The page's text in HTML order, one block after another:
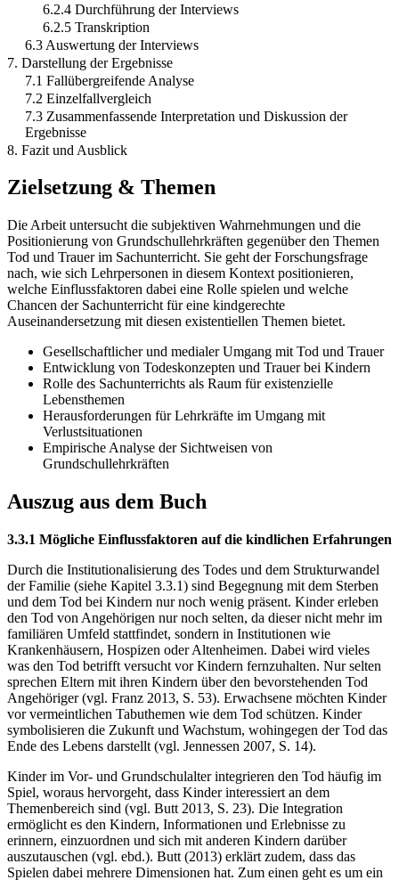
6.2.4 Durchführung der Interviews
6.2.5 Transkription
6.3 Auswertung der Interviews
7. Darstellung der Ergebnisse
7.1 Fallübergreifende Analyse
7.2 Einzelfallvergleich
7.3 Zusammenfassende Interpretation und Diskussion der
Ergebnisse
8. Fazit und Ausblick
Zielsetzung & Themen
Die Arbeit untersucht die subjektiven Wahrnehmungen und die
Positionierung von Grundschullehrkräften gegenüber den Themen
Tod und Trauer im Sachunterricht. Sie geht der Forschungsfrage
nach, wie sich Lehrpersonen in diesem Kontext positionieren,
welche Einflussfaktoren dabei eine Rolle spielen und welche
Chancen der Sachunterricht für eine kindgerechte
Auseinandersetzung mit diesen existentiellen Themen bietet.
Gesellschaftlicher und medialer Umgang mit Tod und Trauer
Entwicklung von Todeskonzepten und Trauer bei Kindern
Rolle des Sachunterrichts als Raum für existenzielle
Lebensthemen
Herausforderungen für Lehrkräfte im Umgang mit
Verlustsituationen
Empirische Analyse der Sichtweisen von
Grundschullehrkräften
Auszug aus dem Buch
3.3.1 Mögliche Einflussfaktoren auf die kindlichen Erfahrungen
Durch die Institutionalisierung des Todes und dem Strukturwandel
der Familie (siehe Kapitel 3.3.1) sind Begegnung mit dem Sterben
und dem Tod bei Kindern nur noch wenig präsent. Kinder erleben
den Tod von Angehörigen nur noch selten, da dieser nicht mehr im
familiären Umfeld stattfindet, sondern in Institutionen wie
Krankenhäusern, Hospizen oder Altenheimen. Dabei wird vieles
was den Tod betrifft versucht vor Kindern fernzuhalten. Nur selten
sprechen Eltern mit ihren Kindern über den bevorstehenden Tod
Angehöriger (vgl. Franz 2013, S. 53). Erwachsene möchten Kinder
vor vermeintlichen Tabuthemen wie dem Tod schützen. Kinder
symbolisieren die Zukunft und Wachstum, wohingegen der Tod das
Ende des Lebens darstellt (vgl. Jennessen 2007, S. 14).
Kinder im Vor- und Grundschulalter integrieren den Tod häufig im
Spiel, woraus hervorgeht, dass Kinder interessiert an dem
Themenbereich sind (vgl. Butt 2013, S. 23). Die Integration
ermöglicht es den Kindern, Informationen und Erlebnisse zu
erinnern, einzuordnen und sich mit anderen Kindern darüber
auszutauschen (vgl. ebd.). Butt (2013) erklärt zudem, dass das
Spielen dabei mehrere Dimensionen hat. Zum einen geht es um ein